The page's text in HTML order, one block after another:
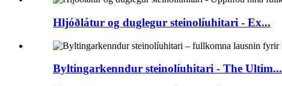
Hljóðlátur og duglegur steinolíuhitari - Ex...
Byltingarkenndur steinolíuhitari - The Ultim...